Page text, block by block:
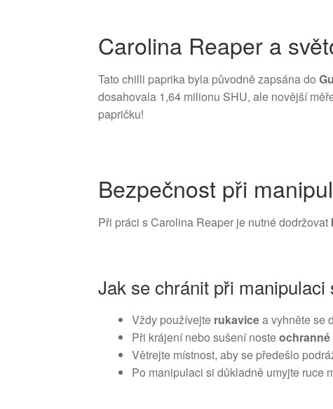
Carolina Reaper a
Tato chilli paprika byla původně zapsána do
dosahovala 1,64 milionu SHU, ale novější
papričku!
Bezpečnost při
Při práci s Carolina Reaper je nutné dodržovat
Jak se chránit při manipulaci
Vždy používejte rukavicea vyhněte se
Při krájení nebo sušení noste
Větrejte místnost, aby se předešlo
Po manipulaci si důkladně umyjte ruce